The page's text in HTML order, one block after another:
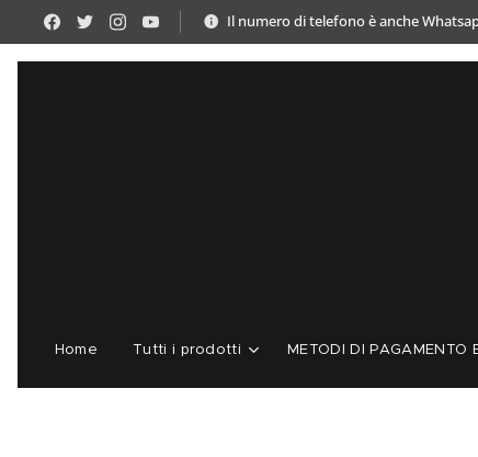
Il numero di telefono è anche
Home Tutti i prodotti METODI DI PAGAMENTO